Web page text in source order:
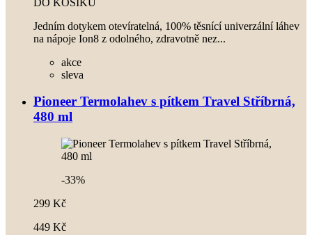
Jedním dotykem otevíratelná, 100% těsnící univerzální láhev
na nápoje Ion8 z odolného, zdravotně nez...
akce
sleva
Pioneer Termolahev s pítkem Travel Stříbrná,
480 ml
-33%
299 Kč
449 Kč